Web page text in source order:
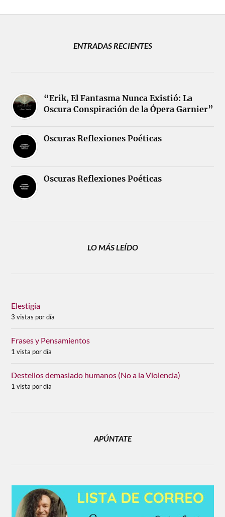
ENTRADAS RECIENTES
“Erik, El Fantasma Nunca Existió: La
Oscura Conspiración de la Ópera Garnier”
Oscuras Reflexiones Poéticas
Oscuras Reflexiones Poéticas
LO MÁS LEÍDO
Elestigia
3 vistas por día
Frases y Pensamientos
1 vista por día
Destellos demasiado humanos (No a la Violencia)
1 vista por día
APÚNTATE